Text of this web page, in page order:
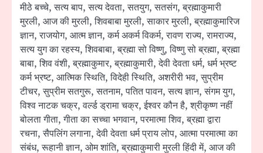
मीठे बच्चे, सत्य बाप, सत्य देवता, सतयुग, सतसंग, ब्रह्माकुमारी
मुरली, आज की मुरली, शिवबाबा मुरली, साकार मुरली, ब्रह्माकुमारिज
ज्ञान, राजयोग, आत्म ज्ञान, कर्म अकर्म विकर्म, रावण राज्य, रामराज्य,
सत्य युग का रहस्य, शिवबाबा, ब्रह्मा सो विष्णु, विष्णु सो ब्रह्मा, ब्रह्मा
बाबा, शिव वंशी, ब्रह्माकुमार, ब्रह्माकुमारी, देवी देवता धर्म, धर्म भ्रष्ट
कर्म भ्रष्ट, आत्मिक स्थिति, विदेही स्थिति, अशरीरी भव, सुप्रीम
टीचर, सुप्रीम सतगुरू, सतनाम, पतित पावन, सत्य ज्ञान, संगम युग,
विश्व नाटक चक्र, वर्ल्ड ड्रामा चक्र, ईश्वर कौन है, श्रीकृष्ण नहीं
बोलता गीता, गीता का सच्चा भगवान, परमात्मा शिव, ब्रह्मा द्वारा
रचना, सैपलिंग लगाना, देवी देवता धर्म प्राय लोप, आत्मा परमात्मा का
संबंध, रूहानी ज्ञान, ओम शांति, ब्रह्माकुमारी मुरली हिंदी में, आज की